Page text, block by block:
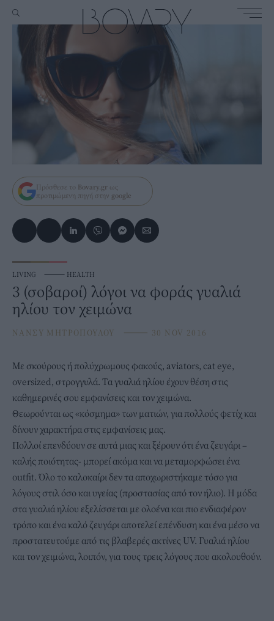
Πρόσθεσε το Bovary.gr ως
προτιμώμενη πηγή στην google
LIVING ⸻ HEALTH
3 (σοβαροί) λόγοι να φοράς γυαλιά
ηλίου τον χειμώνα
ΝΑΝΣΥ ΜΗΤΡΟΠΟΥΛΟΥ ⸻ 30 NOV 2016
Mε σκούρους ή πολύχρωμους φακούς, aviators, cat eye,
oversized, στρογγυλά. Tα γυαλιά ηλίου έχουν θέση στις
καθημερινές σου εμφανίσεις και τον χειμώνα.
Θεωρούνται ως «κόσμημα» των ματιών, για πολλούς φετίχ και
δίνουν χαρακτήρα στις εμφανίσεις μας.
Πολλοί επενδύουν σε αυτά μιας και ξέρουν ότι ένα ζευγάρι –
καλής ποιότητας- μπορεί ακόμα και να μεταμορφώσει ένα
outfit. Όλο το καλοκαίρι δεν τα αποχωριστήκαμε τόσο για
λόγους στιλ όσο και υγείας (προστασίας από τον ήλιο). Η μόδα
στα γυαλιά ηλίου εξελίσσεται με ολοένα και πιο ενδιαφέρον
τρόπο και ένα καλό ζευγάρι αποτελεί επένδυση και ένα μέσο να
προστατευτούμε από τις βλαβερές ακτίνες UV. Γυαλιά ηλίου
και τον χειμώνα, λοιπόν, για τους τρεις λόγους που ακολουθούν.